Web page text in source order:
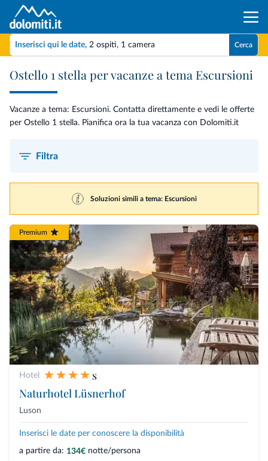
Inserisci qui le date, 2 ospiti, 1 camera Cerca
Ostello 1 stella per vacanze a tema Escursioni
Vacanze a tema: Escursioni. Contatta direttamente e vedi le offerte
per Ostello 1 stella. Pianifica ora la tua vacanza con Dolomiti.it
Filtra
Soluzioni simili a tema: Escursioni
Premium
Hotel
s
Naturhotel Lüsnerhof
Luson
Inserisci le date per conoscere la disponibilità
a partire da: 134€ notte/persona